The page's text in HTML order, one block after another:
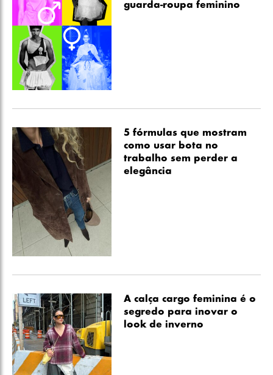
guarda-roupa feminino
5 fórmulas que mostram
como usar bota no
trabalho sem perder a
elegância
A calça cargo feminina é o
segredo para inovar o
look de inverno